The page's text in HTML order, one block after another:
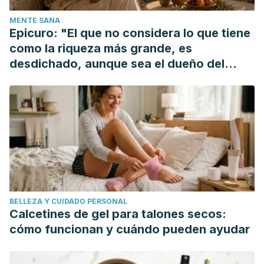
respiratory tract cell lines”,J Ethnopharmacol.2013 Jan
9;145(1):146-51
MENTE SANA
Epicuro: "El que no considera lo que tiene
como la riqueza más grande, es
desdichado, aunque sea el dueño del
BELLEZA Y CUIDADO PERSONAL
Calcetines de gel para talones secos:
cómo funcionan y cuándo pueden ayudar